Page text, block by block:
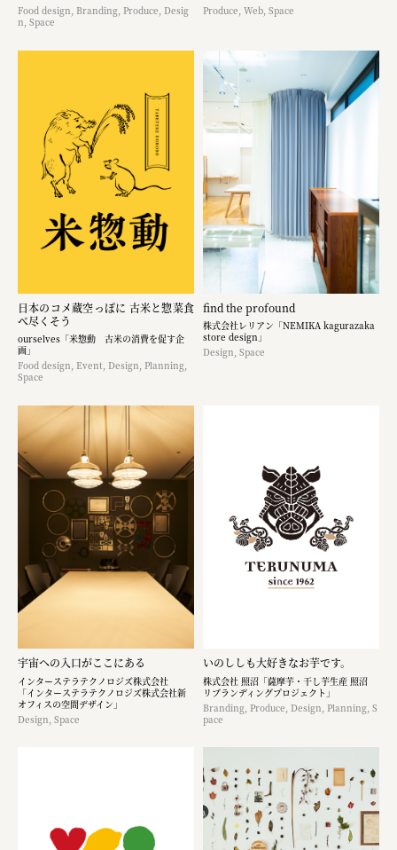
Food design, Branding, Produce, Desig
n, Space
Produce, Web, Space
日本のコメ蔵空っぽに 古米と惣菜食
べ尽くそう
ourselves「米惣動 古米の消費を促す企
画」
Food design, Event, Design, Planning,
Space
find the profound
株式会社レリアン「NEMIKA kagurazaka
store design」
Design, Space
宇宙への入口がここにある
インターステラテクノロジズ株式会社
「インターステラテクノロジズ株式会社新
オフィスの空間デザイン」
Design, Space
いのししも大好きなお芋です。​
株式会社 照沼「薩摩芋・干し芋生産 照沼
リブランディングプロジェクト」
Branding, Produce, Design, Planning, S
pace